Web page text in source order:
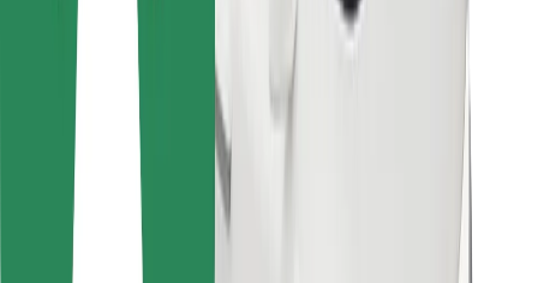
მიიღე მომსახურება რამდენიმე წუთში!
გადმოწერე Bolt
იპოვე შენი საყვარელი კერძები!
გადმოწერე Bolt Food